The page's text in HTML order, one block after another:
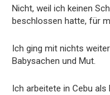
Nicht, weil ich keinen
beschlossen hatte, für
Ich ging mit nichts
Babysachen und Mut.
Ich arbeitete in Cebu als